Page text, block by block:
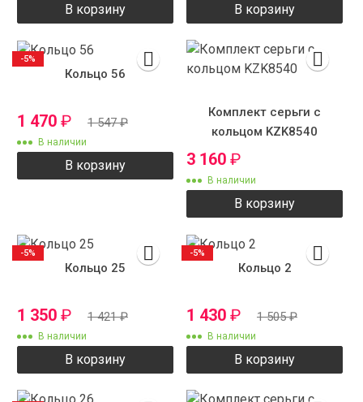
В корзину В корзину
Кольцо 56
1 470 ₽ 1 547₽
В наличии
В корзину
-5%
Комплект серьги с
кольцом KZK8540
3 160 ₽
В наличии
В корзину
Кольцо 25
1 350 ₽ 1 421₽
В наличии
В корзину
-5%
Кольцо 2
1 430 ₽ 1 505₽
В наличии
В корзину
-5%